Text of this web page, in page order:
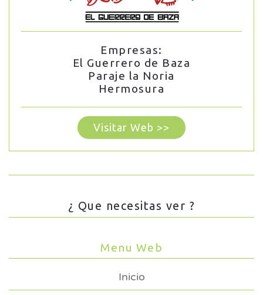
Empresas:
El Guerrero de Baza
Paraje la Noria
Hermosura
Visitar Web >>
¿ Que necesitas ver ?
Menu Web
Inicio